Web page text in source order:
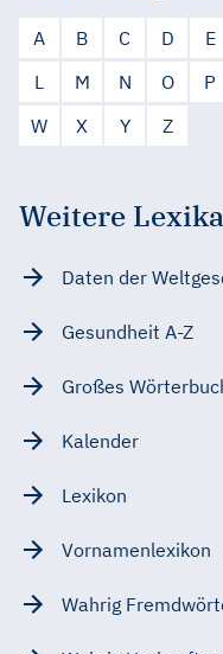
A B C D E
L
M N O P
W
X Y Z
Weitere Lexika
Daten der
Gesundheit A-Z
Großes
Kalender
Lexikon
Vornamenlexikon
Wahrig